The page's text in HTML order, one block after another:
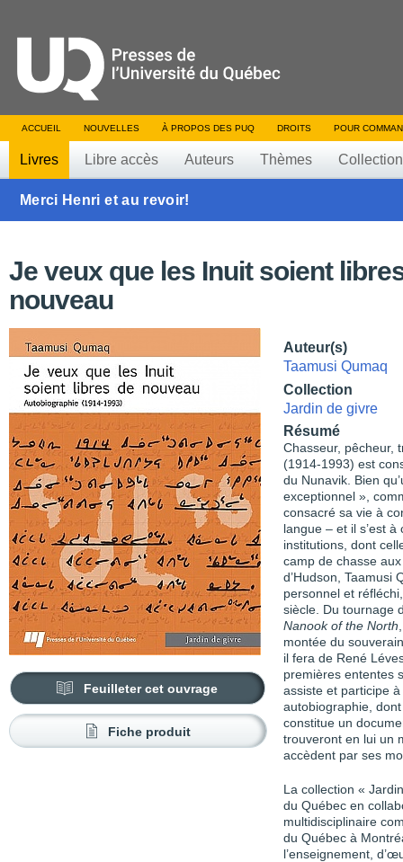
ACCUEIL NOUVELLES À PROPOS DES PUQ DROITS POUR
Livres Libre accès Auteurs Thèmes
Merci Henri et au revoir!
Je veux que les Inuit soient
nouveau
Feuilleter cet ouvrage
Fiche produit
Auteur(s)
Taamusi Qumaq
Collection
Jardin de givre
Résumé
Chasseur, pêcheur,
(1914-1993) est
du Nunavik. Bien
exceptionnel »,
consacré sa vie à
langue – et il s’est
institutions, dont
camp de chasse
d’Hudson, Taamusi
personnel et
siècle. Du tournage
Nanook of the North
montée du
il fera de René
premières ententes
assiste et participe
autobiographie,
constitue un
trouveront en lui un
accèdent par ses
La collection «
du Québec en
multidisciplinaire
du Québec à
l’enseignement,